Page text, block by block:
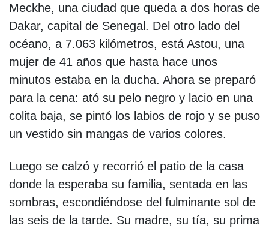
Meckhe, una ciudad que queda a dos horas de
Dakar, capital de Senegal. Del otro lado del
océano, a 7.063 kilómetros, está Astou, una
mujer de 41 años que hasta hace unos
minutos estaba en la ducha. Ahora se preparó
para la cena: ató su pelo negro y lacio en una
colita baja, se pintó los labios de rojo y se puso
un vestido sin mangas de varios colores.
Luego se calzó y recorrió el patio de la casa
donde la esperaba su familia, sentada en las
sombras, escondiéndose del fulminante sol de
las seis de la tarde. Su madre, su tía, su prima